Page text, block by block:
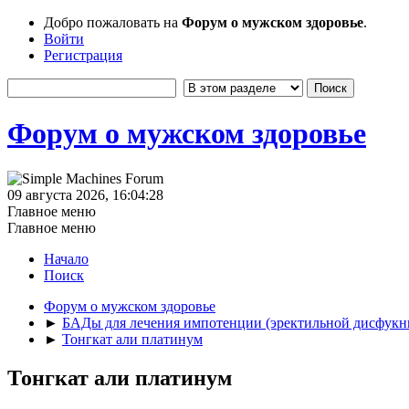
Добро пожаловать на Форум о мужском здоровье.
Войти
Регистрация
Форум о мужском здоровье
09 августа 2026, 16:04:28
Главное меню
Главное меню
Начало
Поиск
Форум о мужском здоровье
► БАДы для лечения импотенции (эректильной
► Тонгкат али платинум
Тонгкат али платинум